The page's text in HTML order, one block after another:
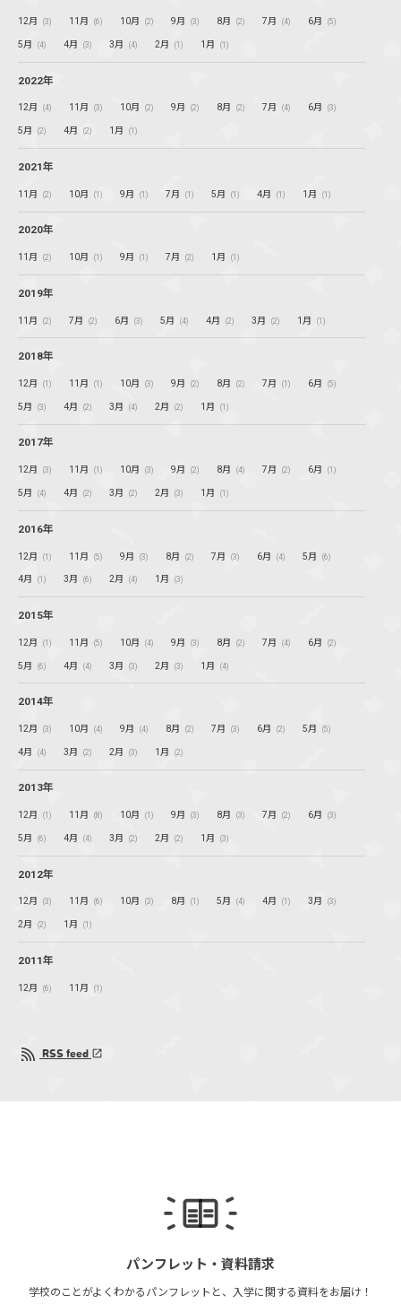
12月 (3) 11月 (6) 10月 (2) 9月 (3) 8月 (2) 7月 (4) 6月 (5)
5月 (4) 4月 (3) 3月 (4) 2月 (1) 1月 (1)
2022年
12月 (4) 11月 (3) 10月 (2) 9月 (2) 8月 (2) 7月 (4) 6月 (3)
5月 (2) 4月 (2) 1月 (1)
2021年
11月 (2) 10月 (1) 9月 (1) 7月 (1) 5月 (1) 4月 (1) 1月 (1)
2020年
11月 (2) 10月 (1) 9月 (1) 7月 (2) 1月 (1)
2019年
11月 (2) 7月 (2) 6月 (3) 5月 (4) 4月 (2) 3月 (2) 1月 (1)
2018年
12月 (1) 11月 (1) 10月 (3) 9月 (2) 8月 (2) 7月 (1) 6月 (5)
5月 (3) 4月 (2) 3月 (4) 2月 (2) 1月 (1)
2017年
12月 (3) 11月 (1) 10月 (3) 9月 (2) 8月 (4) 7月 (2) 6月 (1)
5月 (4) 4月 (2) 3月 (2) 2月 (3) 1月 (1)
2016年
12月 (1) 11月 (5) 9月 (3) 8月 (2) 7月 (3) 6月 (4) 5月 (6)
4月 (1) 3月 (6) 2月 (4) 1月 (3)
2015年
12月 (1) 11月 (5) 10月 (4) 9月 (3) 8月 (2) 7月 (4) 6月 (2)
5月 (6) 4月 (4) 3月 (3) 2月 (3) 1月 (4)
2014年
12月 (3) 10月 (4) 9月 (4) 8月 (2) 7月 (3) 6月 (2) 5月 (5)
4月 (4) 3月 (2) 2月 (3) 1月 (2)
2013年
12月 (1) 11月 (8) 10月 (1) 9月 (3) 8月 (3) 7月 (2) 6月 (3)
5月 (6) 4月 (4) 3月 (2) 2月 (2) 1月 (3)
2012年
12月 (3) 11月 (6) 10月 (3) 8月 (1) 5月 (4) 4月 (1) 3月 (3)
2月 (2) 1月 (1)
2011年
12月 (6) 11月 (1)
RSS feed
パンフレット・ 資料請求
学校のことがよくわかる パンフレットと、 入学に関する資料をお届け！